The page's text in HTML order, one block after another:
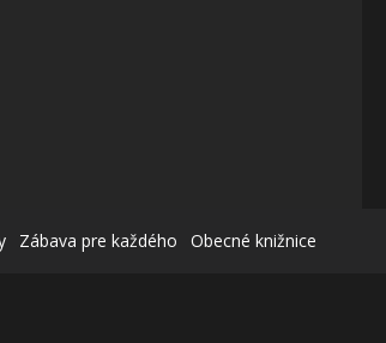
Zábava pre každého Obecné knižnice